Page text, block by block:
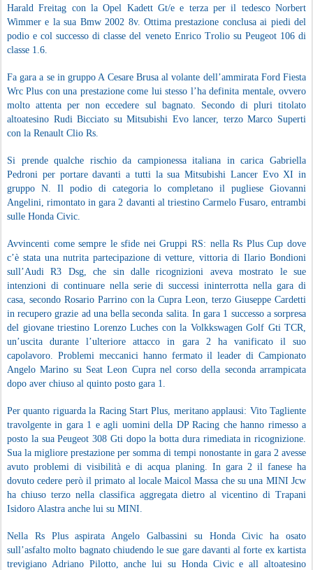
Harald Freitag con la Opel Kadett Gt/e e terza per il tedesco Norbert
Wimmer e la sua Bmw 2002 8v. Ottima prestazione conclusa ai piedi del
podio e col successo di classe del veneto Enrico Trolio su Peugeot 106 di
classe 1.6.
Fa gara a se in gruppo A Cesare Brusa al volante dell’ammirata Ford Fiesta
Wrc Plus con una prestazione come lui stesso l’ha definita mentale, ovvero
molto attenta per non eccedere sul bagnato. Secondo di pluri titolato
altoatesino Rudi Bicciato su Mitsubishi Evo lancer, terzo Marco Superti
con la Renault Clio Rs.
Si prende qualche rischio da campionessa italiana in carica Gabriella
Pedroni per portare davanti a tutti la sua Mitsubishi Lancer Evo XI in
gruppo N. Il podio di categoria lo completano il pugliese Giovanni
Angelini, rimontato in gara 2 davanti al triestino Carmelo Fusaro, entrambi
sulle Honda Civic.
Avvincenti come sempre le sfide nei Gruppi RS: nella Rs Plus Cup dove
c’è stata una nutrita partecipazione di vetture, vittoria di Ilario Bondioni
sull’Audi R3 Dsg, che sin dalle ricognizioni aveva mostrato le sue
intenzioni di continuare nella serie di successi ininterrotta nella gara di
casa, secondo Rosario Parrino con la Cupra Leon, terzo Giuseppe Cardetti
in recupero grazie ad una bella seconda salita. In gara 1 successo a sorpresa
del giovane triestino Lorenzo Luches con la Volkkswagen Golf Gti TCR,
un’uscita durante l’ulteriore attacco in gara 2 ha vanificato il suo
capolavoro. Problemi meccanici hanno fermato il leader di Campionato
Angelo Marino su Seat Leon Cupra nel corso della seconda arrampicata
dopo aver chiuso al quinto posto gara 1.
Per quanto riguarda la Racing Start Plus, meritano applausi: Vito Tagliente
travolgente in gara 1 e agli uomini della DP Racing che hanno rimesso a
posto la sua Peugeot 308 Gti dopo la botta dura rimediata in ricognizione.
Sua la migliore prestazione per somma di tempi nonostante in gara 2 avesse
avuto problemi di visibilità e di acqua planing. In gara 2 il fanese ha
dovuto cedere però il primato al locale Maicol Massa che su una MINI Jcw
ha chiuso terzo nella classifica aggregata dietro al vicentino di Trapani
Isidoro Alastra anche lui su MINI.
Nella Rs Plus aspirata Angelo Galbassini su Honda Civic ha osato
sull’asfalto molto bagnato chiudendo le sue gare davanti al forte ex kartista
trevigiano Adriano Pilotto, anche lui su Honda Civic e all altoatesino